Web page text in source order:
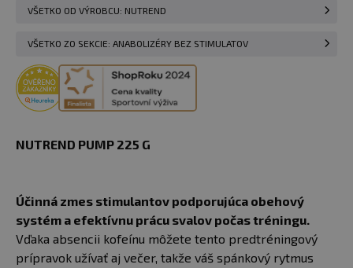
VŠETKO OD VÝROBCU: NUTREND
VŠETKO ZO SEKCIE: ANABOLIZÉRY BEZ STIMULATOV
NUTREND PUMP 225 G
Účinná zmes stimulantov podporujúca obehový
systém a efektívnu prácu svalov počas tréningu.
Vďaka absencii kofeínu môžete tento predtréningový
prípravok užívať aj večer, takže váš spánkový rytmus